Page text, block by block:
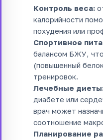
Контроль веса:
калорийности
похудения или
Спортивное
балансом БЖУ,
(повышенный
тренировок.
Лечебные
диабете или
врач может
соотношение
Планирование